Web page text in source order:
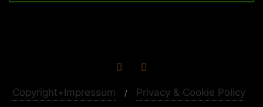
Copyright+Impressum Privacy & Cookie Policy